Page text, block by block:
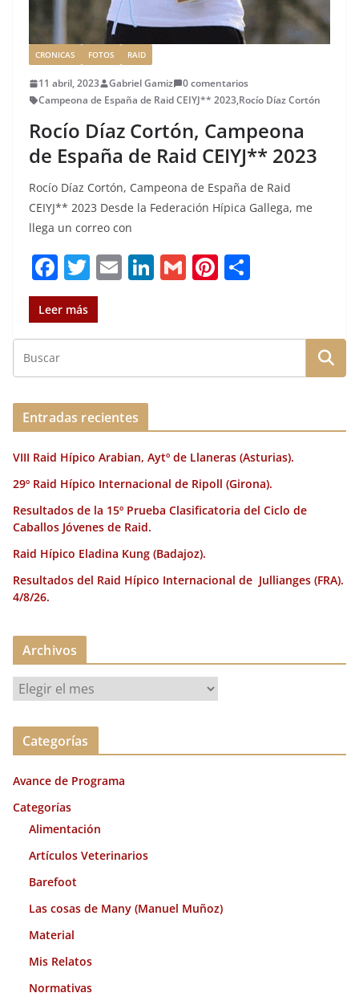
CRONICAS FOTOS RAID
11 abril, 2023 Gabriel Gamiz
0 comentarios
Campeona de España de Raid CEIYJ** 2023,Rocío Díaz Cortón
Rocío Díaz Cortón, Campeona
de España de Raid CEIYJ** 2023
Rocío Díaz Cortón, Campeona de España de Raid
CEIYJ** 2023 Desde la Federación Hípica Gallega, me
llega un correo con
F
a
c
e
b
o
o
k
T
w
it
te
r
E
l
Li
e
dI
G
l
Pi
re
st
p
a
ir
Leer más
Entradas recientes
VIII Raid Hípico Arabian, Aytº de Llaneras (Asturias).
29º Raid Hípico Internacional de Ripoll (Girona).
Resultados de la 15º Prueba Clasificatoria del Ciclo de
Caballos Jóvenes de Raid.
Raid Hípico Eladina Kung (Badajoz).
Resultados del Raid Hípico Internacional de Jullianges (FRA).
4/8/26.
Archivos
r
c
v
o
Categorías
Avance de Programa
Categorías
Alimentación
Artículos Veterinarios
Barefoot
Las cosas de Many (Manuel Muñoz)
Material
Mis Relatos
Normativas